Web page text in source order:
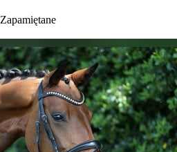
Zapamiętane